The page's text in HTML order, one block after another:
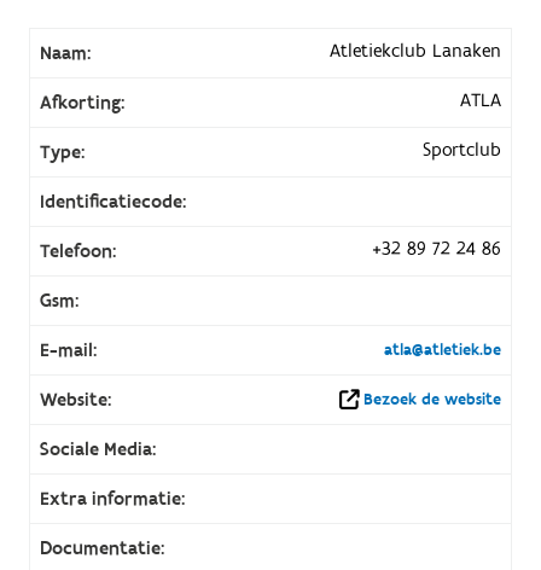
Naam: Atletiekclub Lanaken
Afkorting: ATLA
Type: Sportclub
Identificatiecode:
Telefoon: +32 89 72 24 86
Gsm:
E-mail: atla@atletiek.be
Website: Bezoek de website
Sociale Media:
Extra informatie:
Documentatie: